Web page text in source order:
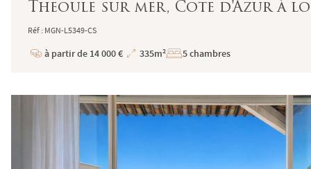
Theoule sur mer, Cote d'Azur à
Réf : MGN-L5349-CS
Prix
à partir de 14 000 €
Superficie
335m² 5 chambres